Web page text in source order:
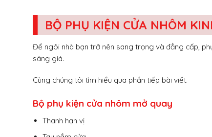
BỘ PHỤ KIỆN CỬA NHÔM
Để ngôi nhà bạn trở nên sang trọng và đẳng cấp,
sáng giá.
Cùng chúng tôi tìm hiểu qua phần tiếp bài viết.
Bộ phụ kiện cửa nhôm mở quay
Thanh hạn vị